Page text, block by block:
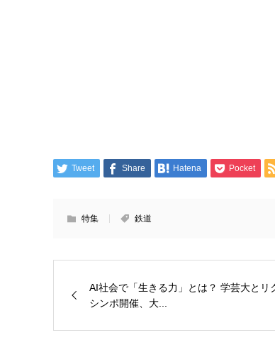
Tweet Share Hatena Pocket
特集 鉄道
AI社会で「生きる力」とは？ 学芸大とリ
シンポ開催、大...